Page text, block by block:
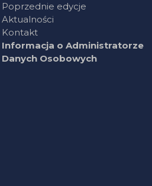
Poprzednie edycje
Aktualności
Kontakt
Informacja o Administratorze
Danych Osobowych